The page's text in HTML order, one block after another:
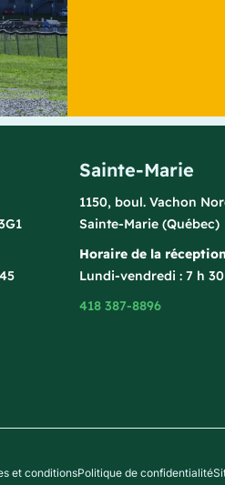
Sainte-Marie
1150, boul. Vachon
Sainte-Marie (Québec)
Horaire de la réception
Lundi-vendredi : 7 h
418 387-8896
et conditionsPolitique de confidentialité